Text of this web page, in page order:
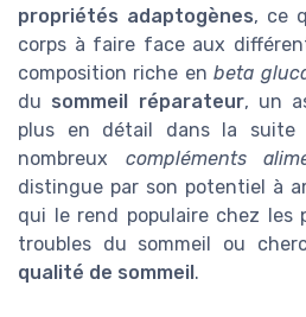
propriétés adaptogènes, ce
corps à faire face aux
composition riche enbeta
du sommeil réparateur, un
plus en détail dans la suite
nombreux compléments
distingue par son potentiel à
qui le rend populaire chez les
troubles du sommeil ou
qualité de sommeil.